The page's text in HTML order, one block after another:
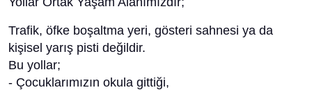
Trafik, öfke boşaltma yeri, gösteri sahnesi ya da
kişisel yarış pisti değildir.
Bu yollar;
- Çocuklarımızın okula gittiği,